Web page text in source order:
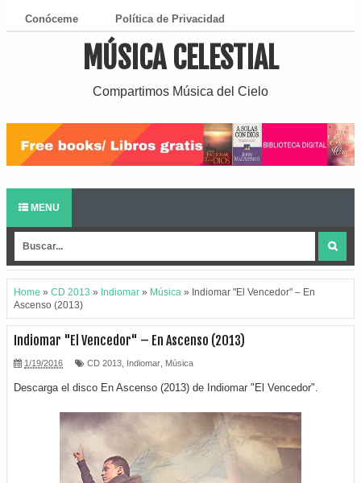
Conóceme Política de Privacidad
¿Cómo Descargar?MÚSICA CELESTIAL
Compartimos Música del Cielo
MENU
Home » CD 2013 » Indiomar » Música » Indiomar "El Vencedor" – En
Ascenso (2013)
Indiomar "El Vencedor" – En Ascenso (2013)
1/19/2016 CD 2013 Indiomar Música
Descarga el disco En Ascenso (2013) de Indiomar "El Vencedor".